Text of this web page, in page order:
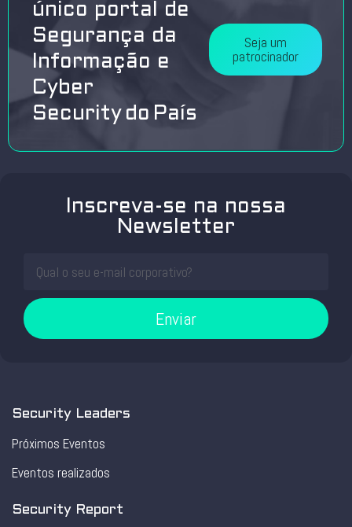
único portal de
Segurança da
Informação e
Cyber
Security do País
Seja um
patrocinador
Inscreva-se na nossa
Newsletter
Enviar
Security Leaders
Próximos Eventos
Eventos realizados
Security Report